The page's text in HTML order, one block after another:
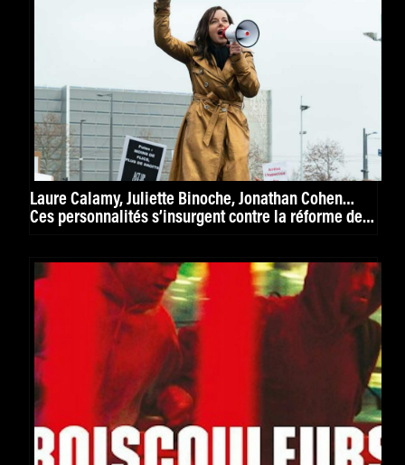
Laure Calamy, Juliette Binoche, Jonathan Cohen…
Ces personnalités s’insurgent contre la réforme des